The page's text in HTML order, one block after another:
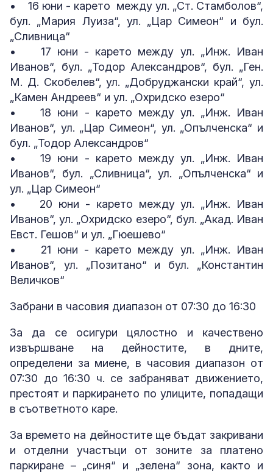
• 16 юни - карето между ул. „Ст. Стамболов“,
бул. „Мария Луиза“, ул. „Цар Симеон“ и бул.
„Сливница“
• 17 юни - карето между ул. „Инж. Иван
Иванов“, бул. „Тодор Александров“, бул. „Ген.
М. Д. Скобелев“, ул. „Добруджански край“, ул.
„Камен Андреев“ и ул. „Охридско езеро“
• 18 юни - карето между ул. „Инж. Иван
Иванов“, ул. „Цар Симеон“, ул. „Опълченска“ и
бул. „Тодор Александров“
• 19 юни - карето между ул. „Инж. Иван
Иванов“, бул. „Сливница“, ул. „Опълченска“ и
ул. „Цар Симеон“
• 20 юни - карето между ул. „Инж. Иван
Иванов“, ул. „Охридско езеро“, бул. „Акад. Иван
Евст. Гешов“ и ул. „Гюешево“
• 21 юни - карето между ул. „Инж. Иван
Иванов“, ул. „Позитано“ и бул. „Константин
Величков“
Забрани в часовия диапазон от 07:30 до 16:30
За да се осигури цялостно и качествено
извършване на дейностите, в дните,
определени за миене, в часовия диапазон от
07:30 до 16:30 ч. се забраняват движението,
престоят и паркирането по улиците, попадащи
в съответното каре.
За времето на дейностите ще бъдат закривани
и отделни участъци от зоните за платено
паркиране – „синя“ и „зелена“ зона, както и